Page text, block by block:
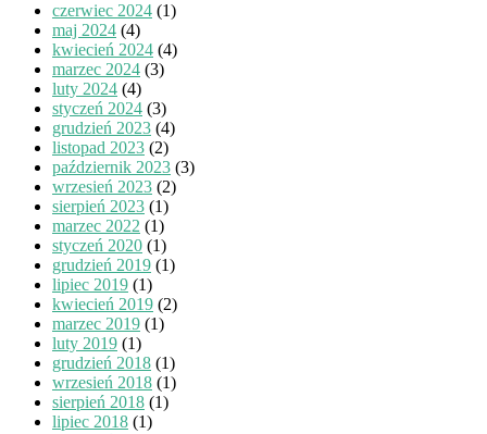
czerwiec 2024 (1)
maj 2024 (4)
kwiecień 2024 (4)
marzec 2024 (3)
luty 2024 (4)
styczeń 2024 (3)
grudzień 2023 (4)
listopad 2023 (2)
październik 2023 (3)
wrzesień 2023 (2)
sierpień 2023 (1)
marzec 2022 (1)
styczeń 2020 (1)
grudzień 2019 (1)
lipiec 2019 (1)
kwiecień 2019 (2)
marzec 2019 (1)
luty 2019 (1)
grudzień 2018 (1)
wrzesień 2018 (1)
sierpień 2018 (1)
lipiec 2018 (1)